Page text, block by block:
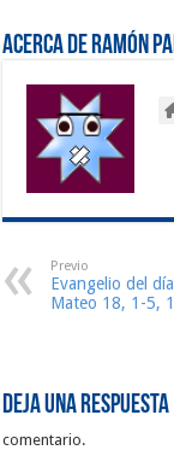
Acerca de Ramón
Previo
Evangelio del
Mateo 18, 1-5,
Deja una respuesta
comentario.